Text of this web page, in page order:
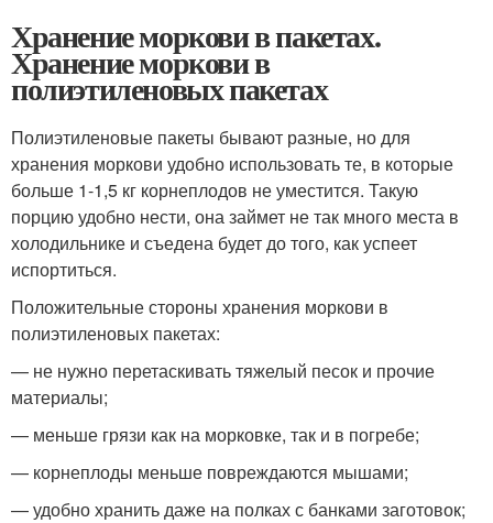
Хранение моркови в пакетах.
Хранение моркови в
полиэтиленовых пакетах
Полиэтиленовые пакеты бывают разные, но для
хранения моркови удобно использовать те, в которые
больше 1-1,5 кг корнеплодов не уместится. Такую
порцию удобно нести, она займет не так много места в
холодильнике и съедена будет до того, как успеет
испортиться.
Положительные стороны хранения моркови в
полиэтиленовых пакетах:
— не нужно перетаскивать тяжелый песок и прочие
материалы;
— меньше грязи как на морковке, так и в погребе;
— корнеплоды меньше повреждаются мышами;
— удобно хранить даже на полках с банками заготовок;